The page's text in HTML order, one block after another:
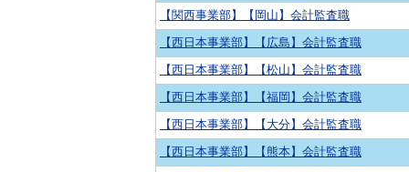
【関西事業部】【岡山】会計監査職
【西日本事業部】【広島】会計監査職
【西日本事業部】【松山】会計監査職
【西日本事業部】【福岡】会計監査職
【西日本事業部】【大分】会計監査職
【西日本事業部】【熊本】会計監査職